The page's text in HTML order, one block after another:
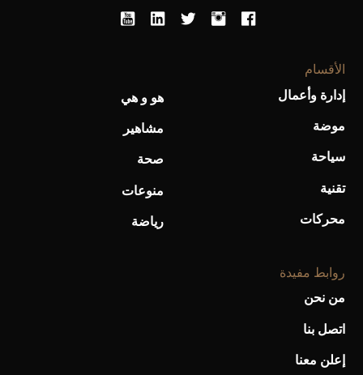
أحذية Mary Jane: ترف وأناقة للرجال
الأقسام
إدارة وأعمال
موضة
سياحة
تقنية
محركات
هو و هي
مشاهير
صحة
منوعات
رياضة
روابط مفيدة
من نحن
اتصل بنا
إعلن معنا